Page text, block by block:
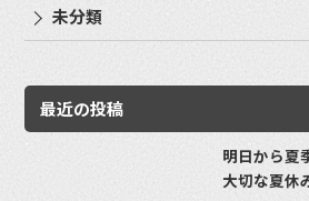
未分類
最近の投稿
明日から夏
大切な夏休